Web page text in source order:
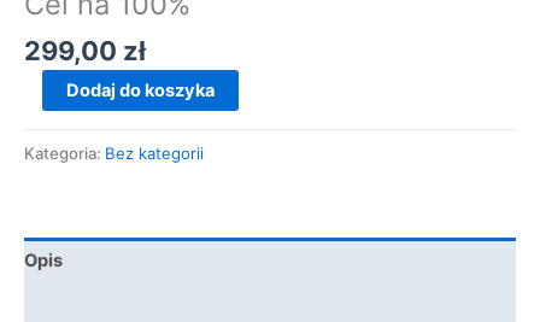
299,00 zł
Dodaj do koszyka
Kategoria: Bez kategorii
Opis